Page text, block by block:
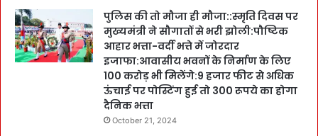
पुलिस की तो मौजा ही मौजा::स्मृति दिवस पर
मुख्यमंत्री ने सौगातों से भरी झोली:पौष्टिक
आहार भत्ता-वर्दी भत्ते में जोरदार
इजाफा:आवासीय भवनों के निर्माण के लिए
100 करोड़ भी मिलेंगे:9 हजार फीट से अधिक
ऊंचाई पर पोस्टिंग हुई तो 300 रूपये का होगा
दैनिक भत्ता
October 21, 2024